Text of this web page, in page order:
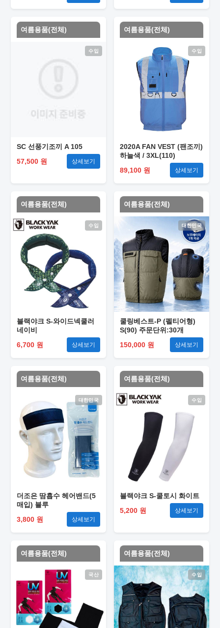
여름용품(전체)
수입
SC 선풍기조끼 A 105
57,500 원
상세보기
여름용품(전체)
수입
2020A FAN VEST (팬조끼)
하늘색 / 3XL(110)
89,100 원
상세보기
여름용품(전체)
수입
블랙야크 S-와이드넥쿨러
네이비
6,700 원
상세보기
여름용품(전체)
대한민국
쿨링베스트-P (펠티어형)
S(90) 주문단위:30개
150,000 원
상세보기
여름용품(전체)
대한민국
더조은 땀흡수 헤어밴드(5
매입) 블루
3,800 원
상세보기
여름용품(전체)
수입
블랙야크 S-쿨토시 화이트
5,200 원
상세보기
여름용품(전체)
국산
여름용품(전체)
수입